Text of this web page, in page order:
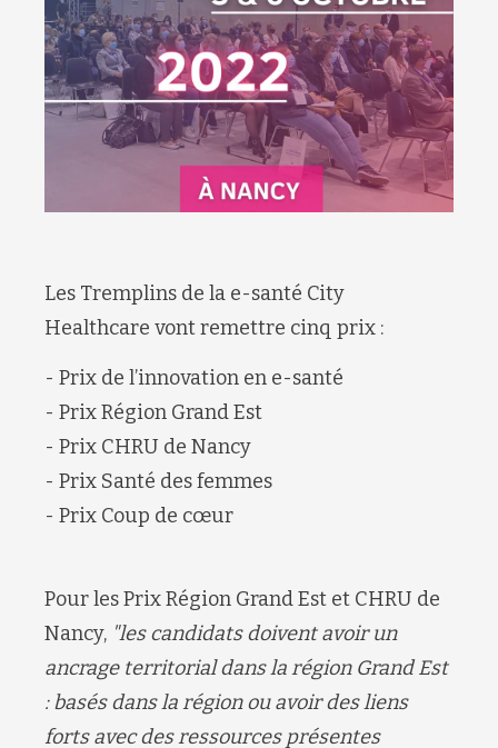
Les Tremplins de la e-santé City
Healthcare vont remettre cinq prix :
- Prix de l’innovation en e-santé
- Prix Région Grand Est
- Prix CHRU de Nancy
- Prix Santé des femmes
- Prix Coup de cœur
Pour les Prix Région Grand Est et CHRU de
Nancy, "les candidats doivent avoir un
ancrage territorial dans la région Grand Est
: basés dans la région ou avoir des liens
forts avec des ressources présentes